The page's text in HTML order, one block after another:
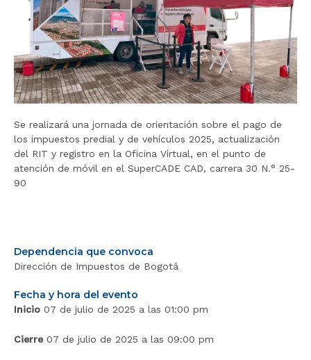
Se realizará una jornada de orientación sobre el pago de
los impuestos predial y de vehículos 2025, actualización
del RIT y registro en la Oficina Virtual, en el punto de
atención de móvil en el SuperCADE CAD, carrera 30 N.° 25-
90
Dependencia que convoca
Dirección de Impuestos de Bogotá
Fecha y hora del evento
Inicio 07 de julio de 2025 a las 01:00 pm
Cierre 07 de julio de 2025 a las 09:00 pm